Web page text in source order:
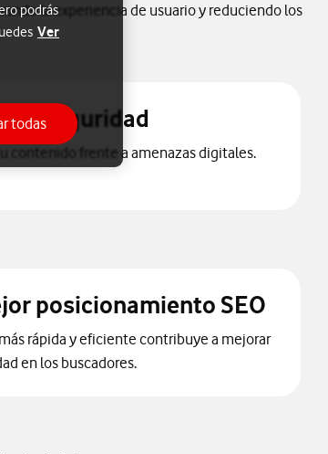
la experiencia de usuario y reduciendo los
seguridad
contenido frente a amenazas digitales.
posicionamiento SEO
rápida y eficiente contribuye a mejorar
en los buscadores.
podrás
Ver
todas